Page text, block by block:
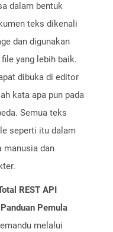
dalam bentuk
teks dikenali
dan digunakan
yang lebih baik.
dibuka di editor
kata apa pun pada
Semua teks
seperti itu dalam
manusia dan
REST API
Pemula
melalui